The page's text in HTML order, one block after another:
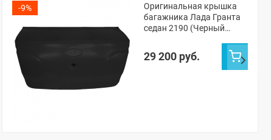
-9%
Оригинальная крышка
багажника Лада Гранта
седан 2190 (Черный
29 200 руб.